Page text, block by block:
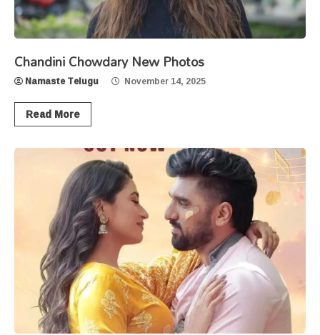
Chandini Chowdary New Photos
Namaste Telugu November 14, 2025
Read More